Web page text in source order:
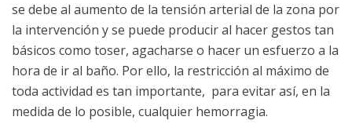
se debe al aumento de la tensión arterial de la zona por
la intervención y se puede producir al hacer gestos tan
básicos como toser, agacharse o hacer un esfuerzo a la
hora de ir al baño. Por ello, la restricción al máximo de
toda actividad es tan importante, para evitar así, en la
medida de lo posible, cualquier hemorragia.